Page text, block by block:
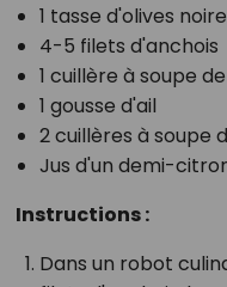
1 tasse d'olives
4-5 filets d'anchois
1 cuillère à soupe
1 gousse d'ail
2 cuillères à soupe
Jus d'un demi-
Instructions :
Dans un robot